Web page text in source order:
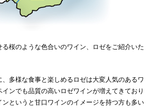
桜のような色合いのワイン、ロゼをご紹介いた
多様な食事と楽しめるロゼは大変人気のあるワ
ンでも品質の高いロゼワインが増えてきており
ンというと甘口ワインのイメージを持つ方も多い